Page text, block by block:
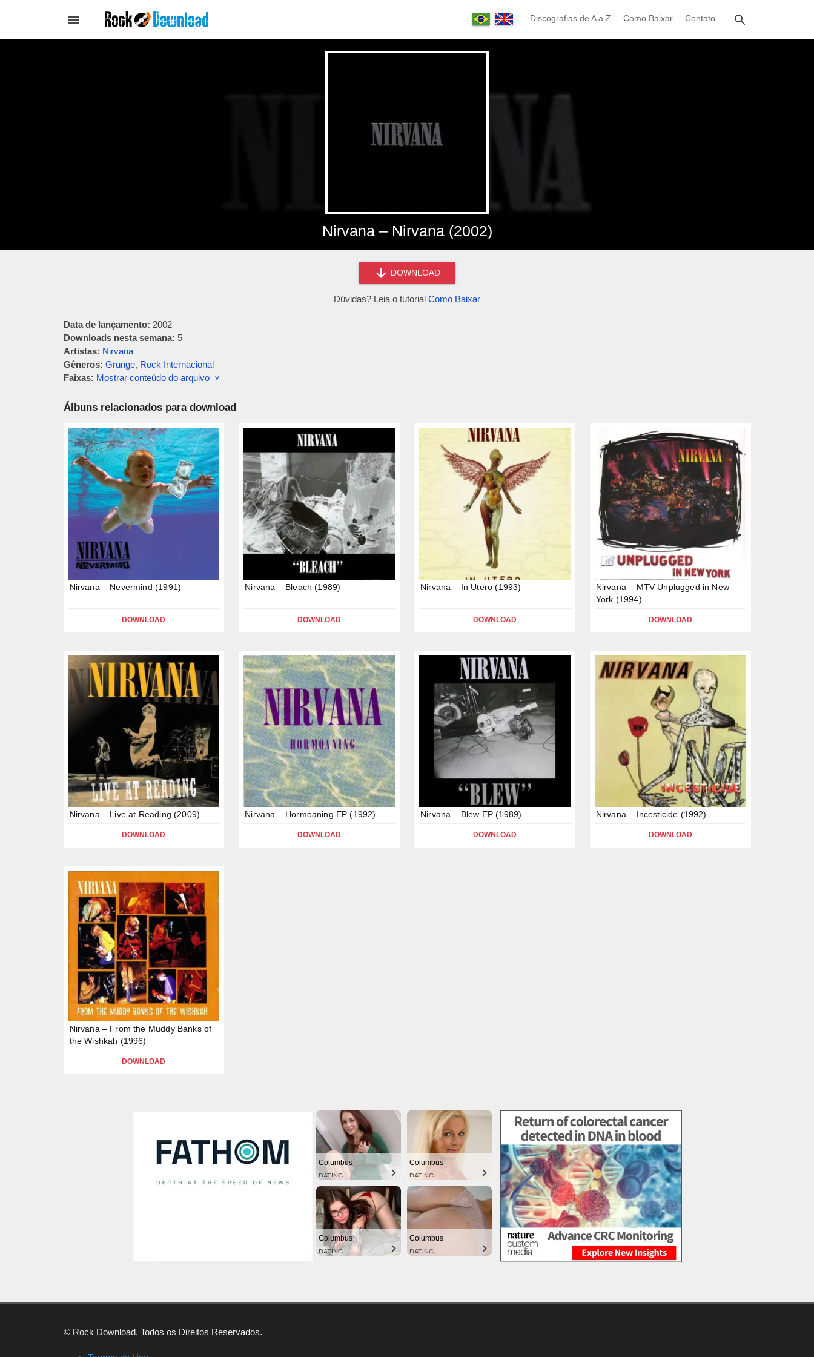
Discografias de A a Z Como Baixar Contato
Nirvana – Nirvana (2002)
DOWNLOAD
Dúvidas? Leia o tutorial Como Baixar
Data de lançamento: 2002
Downloads nesta semana: 5
Artistas: Nirvana
Gêneros: Grunge, Rock Internacional
Faixas: Mostrar conteúdo do arquivo ˅
Álbuns relacionados para download
Nirvana – Nevermind (1991)
DOWNLOAD
Nirvana – Bleach (1989)
DOWNLOAD
Nirvana – In Utero (1993)
DOWNLOAD
Nirvana – MTV Unplugged in New
York (1994)
DOWNLOAD
Nirvana – Live at Reading (2009)
DOWNLOAD
Nirvana – Hormoaning EP (1992)
DOWNLOAD
Nirvana – Blew EP (1989)
DOWNLOAD
Nirvana – Incesticide (1992)
DOWNLOAD
Nirvana – From the Muddy Banks of
the Wishkah (1996)
DOWNLOAD
Columbus
DATING
Columbus
DATING
Columbus
DATING
Columbus
DATING
© Rock Download. Todos os Direitos Reservados.